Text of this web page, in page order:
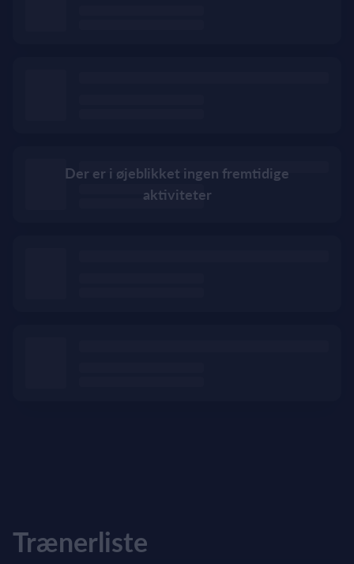
Der er i øjeblikket ingen fremtidige
aktiviteter
Trænerliste